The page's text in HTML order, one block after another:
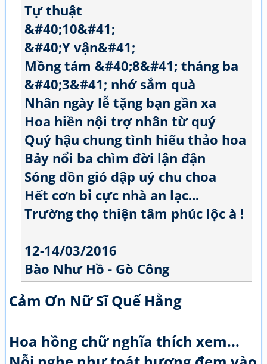
Tự thuật
&#40;10&#41;
&#40;Y vận&#41;
Mồng tám &#40;8&#41; tháng ba
&#40;3&#41; nhớ sắm quà
Nhân ngày lễ tặng bạn gần xa
Hoa hiền nội trợ nhân từ quý
Quý hậu chung tình hiếu thảo hoa
Bảy nổi ba chìm đời lận đận
Sóng dồn gió dập uý chu choa
Hết cơn bỉ cực nhà an lạc...
Trường thọ thiện tâm phúc lộc à !
12-14/03/2016
Bào Như Hồ - Gò Công
Cảm Ơn Nữ Sĩ Quế Hằng
Hoa hồng chữ nghĩa thích xem...